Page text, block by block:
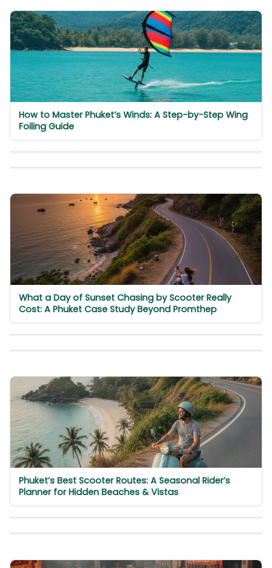
How to Master Phuket’s Winds: A Step-by-Step Wing
Foiling Guide
What a Day of Sunset Chasing by Scooter Really
Cost: A Phuket Case Study Beyond Promthep
Phuket’s Best Scooter Routes: A Seasonal Rider’s
Planner for Hidden Beaches & Vistas